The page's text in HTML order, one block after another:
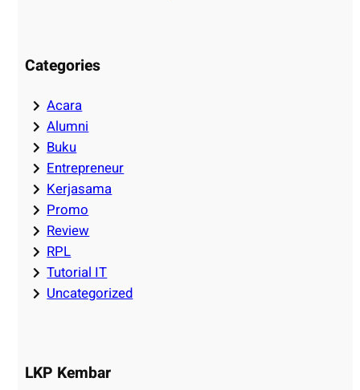
Categories
Acara
Alumni
Buku
Entrepreneur
Kerjasama
Promo
Review
RPL
Tutorial IT
Uncategorized
LKP Kembar